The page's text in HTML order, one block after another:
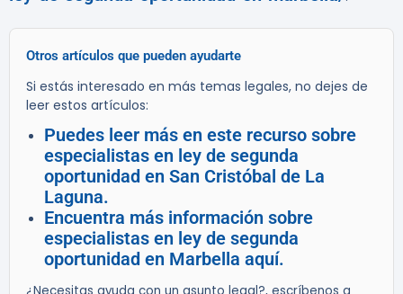
Otros artículos que pueden ayudarte
Si estás interesado en más temas legales, no dejes de
leer estos artículos:
Puedes leer más en este recurso sobre
especialistas en ley de segunda
oportunidad en San Cristóbal de La
Laguna.
Encuentra más información sobre
especialistas en ley de segunda
oportunidad en Marbella aquí.